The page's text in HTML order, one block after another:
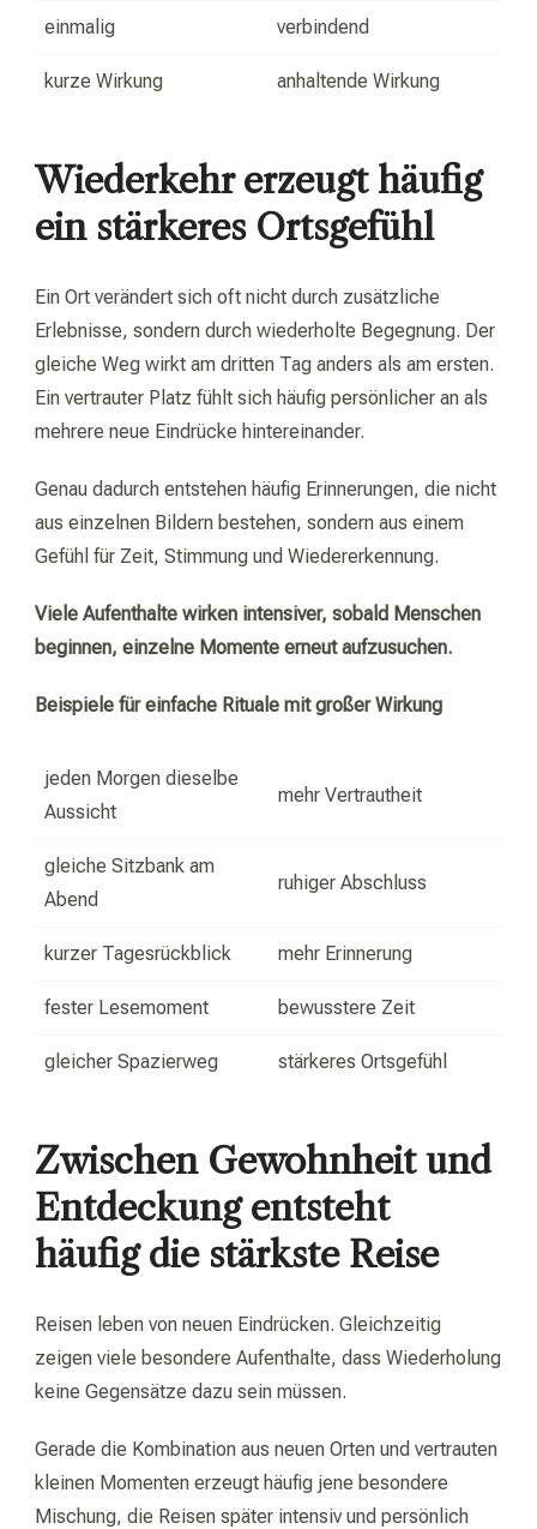
einmalig verbindend
kurze Wirkung anhaltende Wirkung
Wiederkehr erzeugt häufig
ein stärkeres Ortsgefühl
Ein Ort verändert sich oft nicht durch zusätzliche
Erlebnisse, sondern durch wiederholte Begegnung. Der
gleiche Weg wirkt am dritten Tag anders als am ersten.
Ein vertrauter Platz fühlt sich häufig persönlicher an als
mehrere neue Eindrücke hintereinander.
Genau dadurch entstehen häufig Erinnerungen, die nicht
aus einzelnen Bildern bestehen, sondern aus einem
Gefühl für Zeit, Stimmung und Wiedererkennung.
Viele Aufenthalte wirken intensiver, sobald Menschen
beginnen, einzelne Momente erneut aufzusuchen.
Beispiele für einfache Rituale mit großer Wirkung
jeden Morgen dieselbe
Aussicht
mehr Vertrautheit
gleiche Sitzbank am
Abend
ruhiger Abschluss
kurzer Tagesrückblick mehr Erinnerung
fester Lesemoment bewusstere Zeit
gleicher Spazierweg stärkeres Ortsgefühl
Zwischen Gewohnheit und
Entdeckung entsteht
häufig die stärkste Reise
Reisen leben von neuen Eindrücken. Gleichzeitig
zeigen viele besondere Aufenthalte, dass Wiederholung
keine Gegensätze dazu sein müssen.
Gerade die Kombination aus neuen Orten und vertrauten
kleinen Momenten erzeugt häufig jene besondere
Mischung, die Reisen später intensiv und persönlich